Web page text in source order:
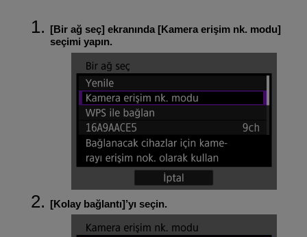
[Bir ağ seç] ekranında [Kamera erişim nk. modu]
seçimi yapın.
[Kolay bağlantı]’yı seçin.